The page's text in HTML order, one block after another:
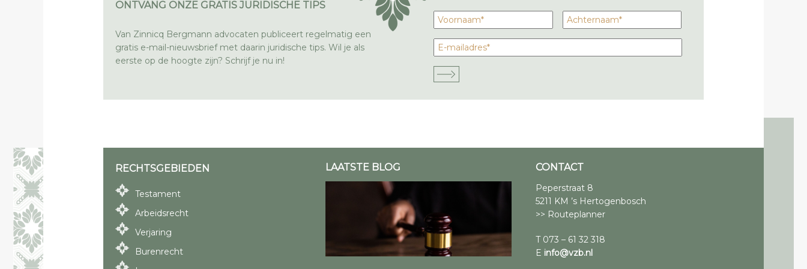
ONTVANG ONZE GRATIS JURIDISCHE TIPS
Van Zinnicq Bergmann advocaten publiceert regelmatig een
gratis e-mail-nieuwsbrief met daarin juridische tips. Wil je als
eerste op de hoogte zijn? Schrijf je nu in!
RECHTSGEBIEDEN
Testament
Arbeidsrecht
Verjaring
Burenrecht
LAATSTE BLOG CONTACT
Peperstraat 8
5211 KM ’s Hertogenbosch
>> Routeplanner
T 073 – 61 32 318
E info@vzb.nl